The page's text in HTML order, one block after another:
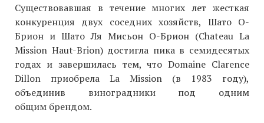
Существовавшая в течение многих лет жесткая
конкуренция двух соседних хозяйств, Шато О-
Брион и Шато Ля Мисьон О-Брион (Chateau La
Mission Haut-Brion) достигла пика в семидесятых
годах и завершилась тем, что Domaine Clarence
Dillon приобрела La Mission (в 1983 году),
объединив виноградники под одним
общим брендом.